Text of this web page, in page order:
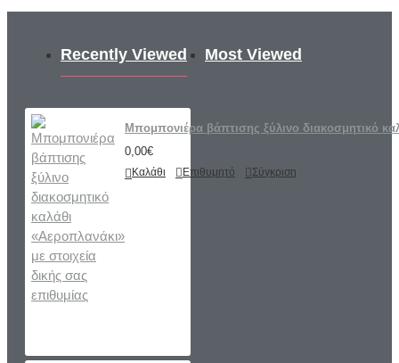
Recently Viewed Most Viewed
Μπομπονιέρα βάπτισης ξύλινο διακοσμητικό
0,00€
Καλάθι Επιθυμητό Σύγκριση